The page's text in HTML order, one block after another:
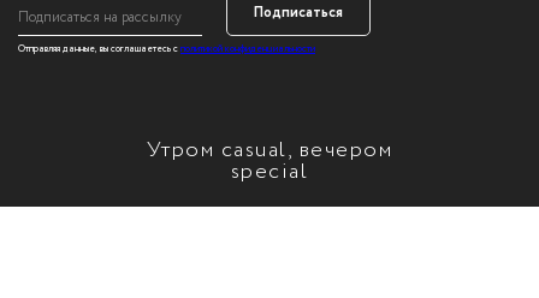
Утром casual, вечером
special
Подписаться
Отправляя данные, вы соглашаетесь сполитикой конфиденциальности